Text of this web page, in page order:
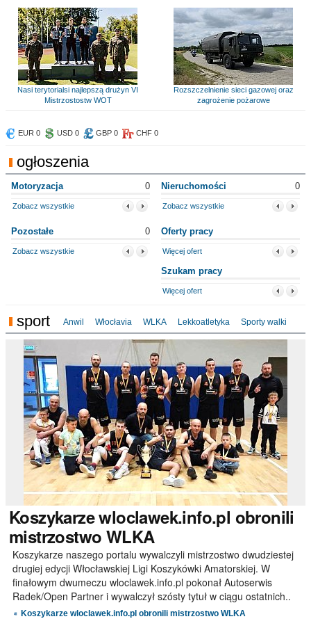
Nasi terytorialsi najlepszą drużyn VI
Mistrzostostw WOT
Rozszczelnienie sieci gazowej oraz
zagrożenie pożarowe
EUR 0 USD 0 GBP 0 CHF 0
ogłoszenia
Motoryzacja 0
Zobacz wszystkie
Nieruchomości 0
Zobacz wszystkie
Pozostałe 0
Zobacz wszystkie
Oferty pracy
Więcej ofert
Szukam pracy
Więcej ofert
sport Anwil Włocłavia WLKA Lekkoatletyka Sporty walki
Koszykarzewloclawek.info.pl obronili
mistrzostwo WLKA
Koszykarze naszego portalu wywalczyli mistrzostwo dwudziestej
drugiej edycji Włocławskiej Ligi Koszykówki Amatorskiej. W
finałowym dwumeczu wloclawek.info.pl pokonał Autoserwis
Radek/Open Partner i wywalczył szósty tytuł w ciągu ostatnich..
Koszykarze wloclawek.info.pl obronili mistrzostwo WLKA